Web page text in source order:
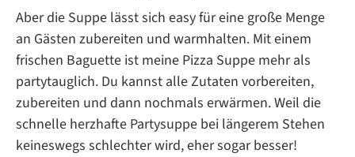
Aber die Suppe lässt sich easy für eine große Menge
an Gästen zubereiten und warmhalten. Mit einem
frischen Baguette ist meine Pizza Suppe mehr als
partytauglich. Du kannst alle Zutaten vorbereiten,
zubereiten und dann nochmals erwärmen. Weil die
schnelle herzhafte Partysuppe bei längerem Stehen
keineswegs schlechter wird, eher sogar besser!